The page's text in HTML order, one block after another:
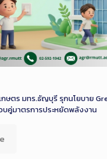
กษตร มทร.ธัญบุรี รุกนโยบาย
บคู่มาตรการประหยัดพลังงาน